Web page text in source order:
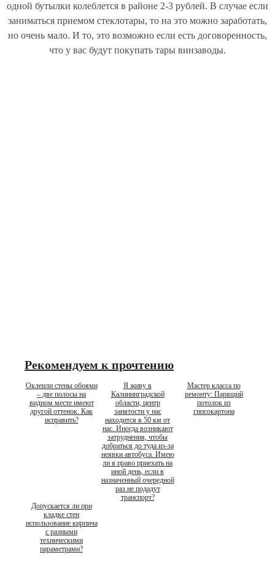
одной бутылки колеблется в районе 2-3 рублей. В случае если
заниматься приемом стеклотары, то на это можно заработать,
но очень мало. И то, это возможно если есть договоренность,
что у вас будут покупать тары винзаводы.
Рекомендуем к прочтению
Оклеили стены обоями
– две полосы на
видном месте имеют
другой оттенок. Как
исправить?
Я живу в
Калининградской
области, центр
занятости у нас
находится в 50 км от
нас. Иногда возникают
затруднения, чтобы
добраться до туда из-за
неявки автобуса. Имею
ли я право приехать на
иной день, если в
назначенный очередной
раз не подадут
транспорт?
Мастер класса по
ремонту: Парящий
потолок из
гипсокартона
Допускается ли при
кладке стен
использование кирпича
с разными
техническими
параметрами?